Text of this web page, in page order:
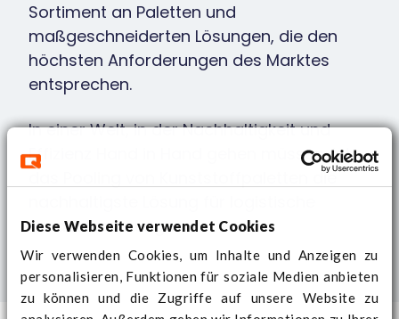
Diese Webseite verwendet Cookies
Wir verwenden Cookies, um Inhalte und Anzeigen zu
personalisieren, Funktionen für soziale Medien anbieten
zu können und die Zugriffe auf unsere Website zu
Sortiment an Paletten und
maßgeschneiderten Lösungen, die den
höchsten Anforderungen des Marktes
entsprechen.
In einer Welt, in der Nachhaltigkeit und
Effizienz Hand in Hand gehen müssen, ist
das Pooling von Kunststoffpaletten die
Herausforderungen.